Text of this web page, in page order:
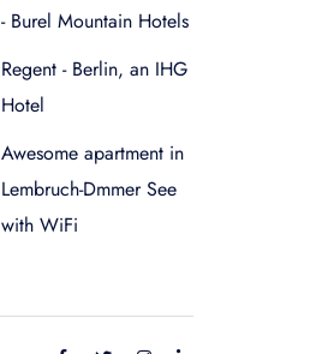
- Burel Mountain Hotels
Regent - Berlin, an IHG
Hotel
Awesome apartment in
Lembruch-Dmmer See
with WiFi